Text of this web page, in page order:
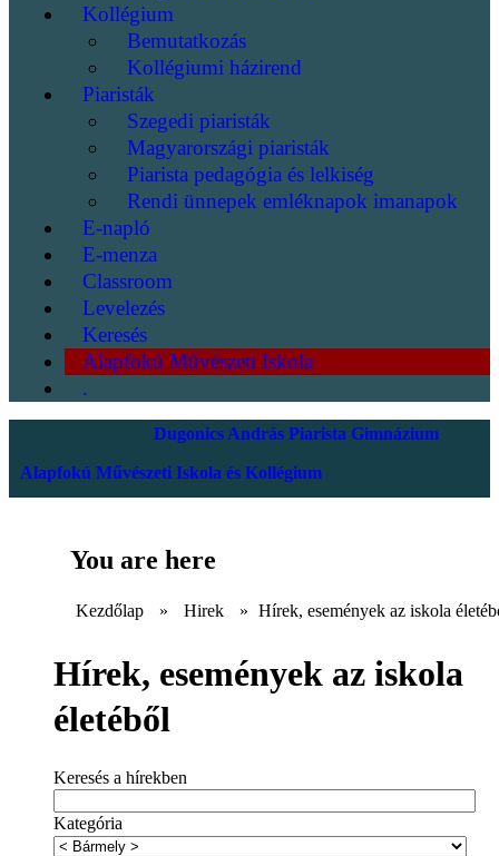
Kollégium
Bemutatkozás
Kollégiumi házirend
Piaristák
Szegedi piaristák
Magyarországi piaristák
Piarista pedagógia és lelkiség
Rendi ünnepek emléknapok imanapok
E-napló
E-menza
Classroom
Levelezés
Keresés
Alapfokú Művészeti Iskola
.
Dugonics András Piarista Gimnázium
Alapfokú Művészeti Iskola és Kollégium
You are here
Kezdőlap » Hirek » Hírek, események az iskola
Hírek, események az iskola
életéből
Keresés a hírekben
Kategória